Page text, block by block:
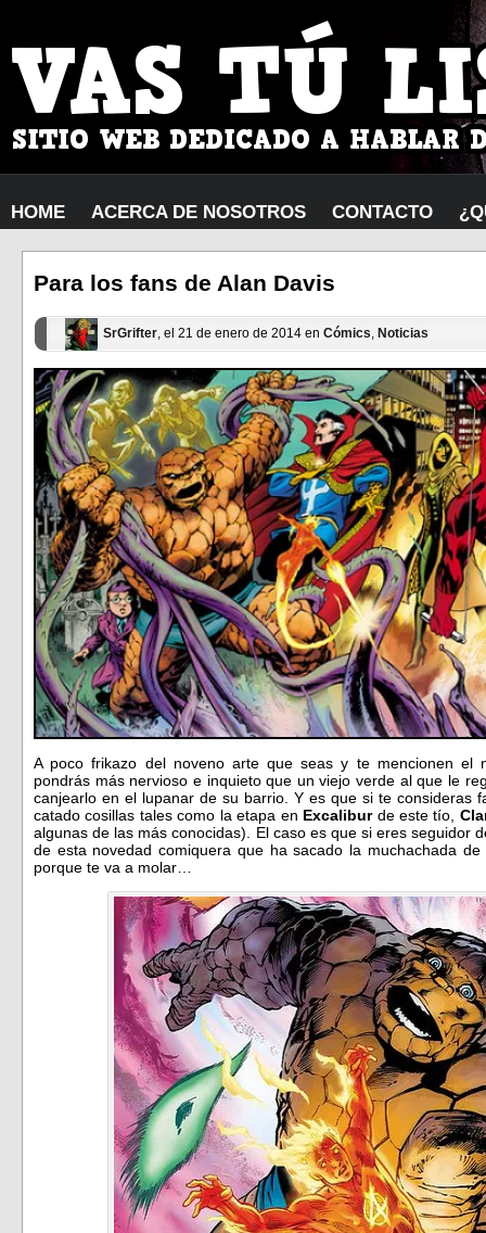
HOME ACERCA DE NOSOTROS CONTACTO
Para los fans de Alan Davis
SrGrifter, el 21 de enero de 2014 en Cómics, Noticias
A poco frikazo del noveno arte que seas y te mencionen el
pondrás más nervioso e inquieto que un viejo verde al que le
canjearlo en el lupanar de su barrio. Y es que si te consideras
catado cosillas tales como la etapa en Excaliburde este tío,
algunas de las más conocidas). El caso es que si eres seguidor
de esta novedad comiquera que ha sacado la muchachada
porque te va a molar…